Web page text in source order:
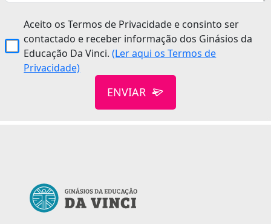
Aceito os Termos de Privacidade e consinto ser
contactado e receber informação dos Ginásios da
Educação Da Vinci.(Ler aqui os Termos de
Privacidade)
ENVIAR